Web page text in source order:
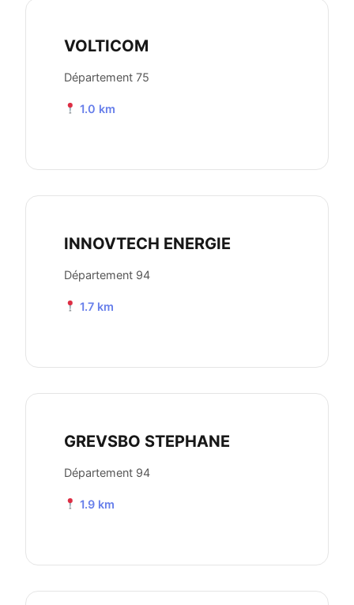
VOLTICOM
Département 75
1.0 km
INNOVTECH ENERGIE
Département 94
1.7 km
GREVSBO STEPHANE
Département 94
1.9 km